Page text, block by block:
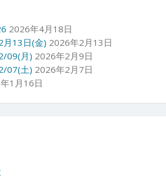
2026年4月18日
月13日(金) 2026年2月13日
09(月) 2026年2月9日
07(土) 2026年2月7日
1月16日